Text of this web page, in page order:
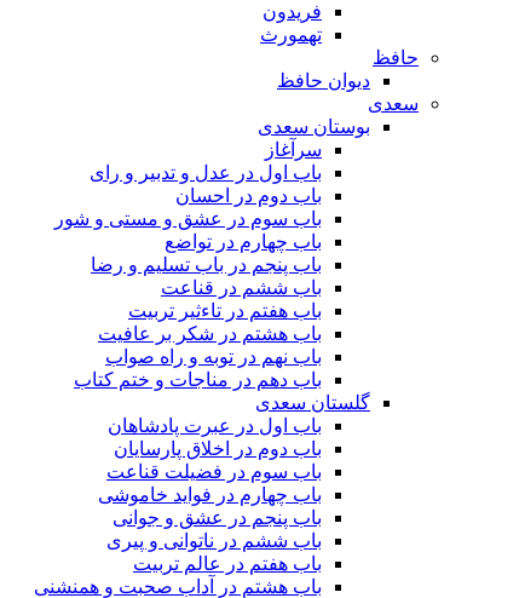
فریدون
تهمورث
حافظ
دیوان حافظ
سعدی
بوستان سعدی
سرآغاز
باب اول در عدل و تدبیر و رای
باب دوم در احسان
باب سوم در عشق و مستی و شور
باب چهارم در تواضع
باب پنجم در باب تسلیم و رضا
باب ششم در قناعت
باب هفتم در تاءثیر تربیت
باب هشتم در شکر بر عافیت
باب نهم در توبه و راه صواب
باب دهم در مناجات و ختم کتاب
گلستان سعدی
باب اول در عبرت پادشاهان
باب دوم در اخلاق پارسایان
باب سوم در فضیلت قناعت
باب چهارم در فواید خاموشى
باب پنجم در عشق و جوانى
باب ششم در ناتوانى و پیرى
باب هفتم در عالم تربیت
باب هشتم در آداب صحبت و همنشنى